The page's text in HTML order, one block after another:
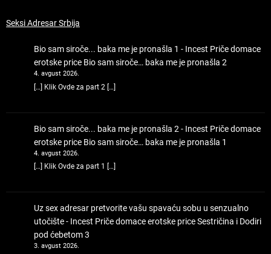
Seksi Adresar Srbija
Bio sam siroče... baka me je pronašla 1 - Incest Priče domace
erotske price Bio sam siroče… baka me je pronašla 2
4. avgust 2026.
[…] Klik Ovde za part 2 […]
Bio sam siroče... baka me je pronašla 2 - Incest Priče domace
erotske price Bio sam siroče… baka me je pronašla 1
4. avgust 2026.
[…] Klik Ovde za part 1 […]
Uz sex adresar pretvorite vašu spavaću sobu u senzualno
utočište - Incest Priče domace erotske price Sestričina i Dodiri
pod ćebetom 3
3. avgust 2026.